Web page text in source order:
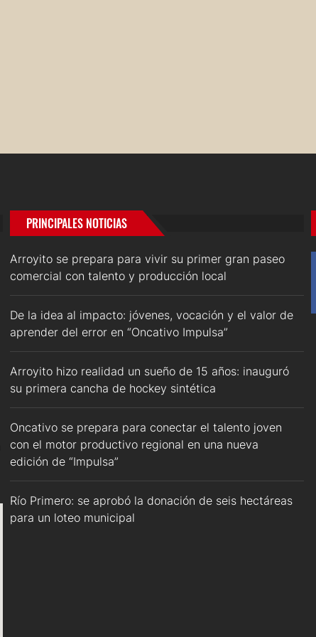
PRINCIPALES NOTICIAS
Arroyito se prepara para vivir su primer gran paseo
comercial con talento y producción local
De la idea al impacto: jóvenes, vocación y el valor de
aprender del error en “Oncativo Impulsa”
Arroyito hizo realidad un sueño de 15 años: inauguró
su primera cancha de hockey sintética
Oncativo se prepara para conectar el talento joven
con el motor productivo regional en una nueva
edición de “Impulsa”
Río Primero: se aprobó la donación de seis hectáreas
para un loteo municipal